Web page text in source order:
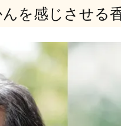
を感じさせる